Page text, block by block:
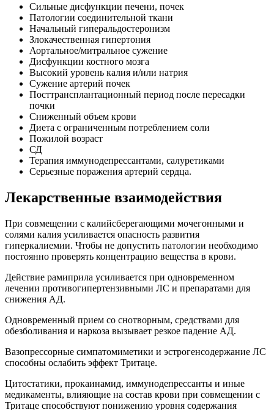
Сильные дисфункции печени, почек
Патологии соединительной ткани
Начальный гиперальдостеронизм
Злокачественная гипертония
Аортальное/митральное сужение
Дисфункции костного мозга
Высокий уровень калия и/или натрия
Сужение артерий почек
Посттрансплантационный период после пересадки
почки
Сниженный объем крови
Диета с ограниченным потреблением соли
Пожилой возраст
СД
Терапия иммунодепрессантами, салуретиками
Серьезные поражения артерий сердца.
Лекарственные взаимодействия
При совмещении с калийсберегающими мочегонными и
солями калия усиливается опасность развития
гиперкалиемии. Чтобы не допустить патологии необходимо
постоянно проверять концентрацию вещества в крови.
Действие рамиприла усиливается при одновременном
лечении противогипертензивными ЛС и препаратами для
снижения АД.
Одновременный прием со снотворным, средствами для
обезболивания и наркоза вызывает резкое падение АД.
Вазопрессорные симпатомиметики и эстрогенсодержание ЛС
способны ослабить эффект Тритаце.
Цитостатики, прокаинамид, иммунодепрессанты и иные
медикаменты, влияющие на состав крови при совмещении с
Тритаце способствуют понижению уровня содержания